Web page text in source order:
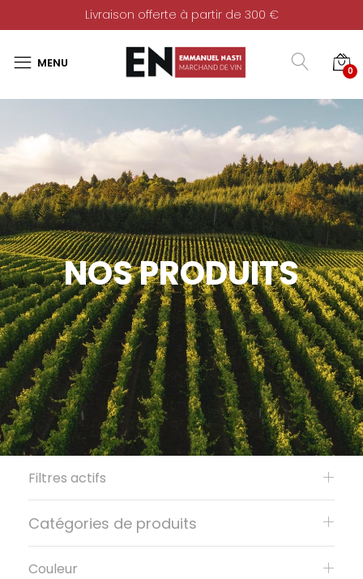
Livraison offerte à partir de 300 €
0
NOS PRODUITS
Filtres actifs
Catégories de produits
Couleur